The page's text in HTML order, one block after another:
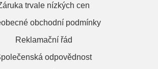
trvale nízkých cen
obchodní podmínky
Reklamační řád
odpovědnost